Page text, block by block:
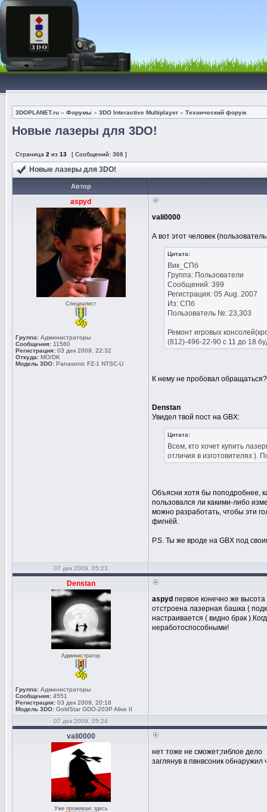
3DOPLANET.ru » Форумы » 3DO Interactive Multiplayer » Технический форум
Новые лазеры для 3DO!
Страница 2 из 13 [ Сообщений: 366 ]
Новые лазеры для 3DO!
Автор
aspyd
Специалист
Группа: Администраторы
Сообщения: 11560
Регистрация: 03 дек 2009, 22:32
Откуда: MO/DK
Модель 3DO: Panasonic FZ-1 NTSC-U
vali0000
А вот этот человек
Цитата:
Вик_СПб
Группа: Пользователи
Сообщений: 399
Регистрация: 05 Aug. 2007
Из: СПб
Пользователь №: 23,303
Ремонт игровых
(812)-496-22-90 с 11 до 18
К нему не пробовал
Denstan
Увидел твой пост на GBX:
Цитата:
Всем, кто хочет купить
отличия в изготовителях ).
Объясни хотя бы поподробнее,
пользовался ли какими-либо
можно разработать, чтобы эти
фигнёй.
P.S. Ты же вроде на GBX под
07 дек 2009, 05:23
Denstan
Администратор
Группа: Администраторы
Сообщения: 4551
Регистрация: 03 дек 2009, 20:18
Модель 3DO: GoldStar GDO-203P Alive II
aspyd первое конечно же
отстроена лазерная башка (
настраивается ( видно брак
неработоспособными!
07 дек 2009, 05:24
vali0000
Уже проживаю здесь
нет тоже не сможет;гиблое дело
заглянув в пвнвсоник